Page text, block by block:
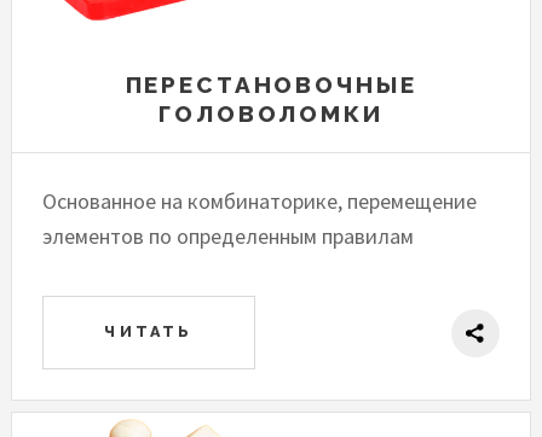
ПЕРЕСТАНОВОЧНЫЕ
ГОЛОВОЛОМКИ
Основанное на комбинаторике, перемещение
элементов по определенным правилам
ЧИТАТЬ